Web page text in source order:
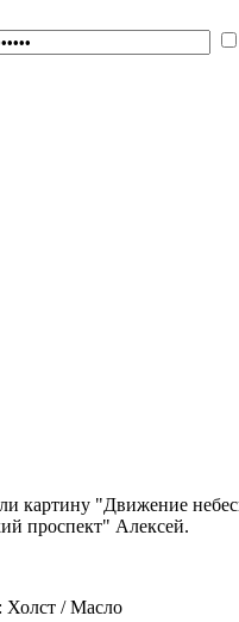
картину "Движение
проспект" Алексей.
Холст / Масло